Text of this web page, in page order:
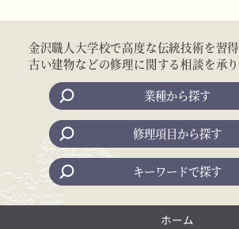
金沢職人大学校で高度な伝統技術を習
古い建物などの修理に関する相談を承
業種から探す
修理項目から探す
キーワードで探す
ホーム